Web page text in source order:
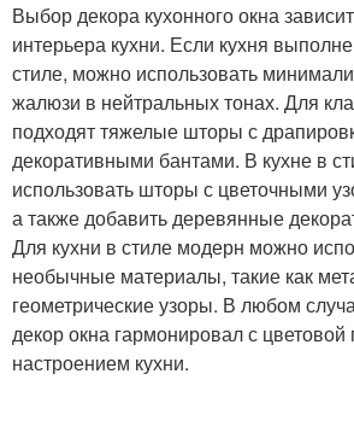
Выбор декора кухонного окна
интерьера кухни. Если кухня
стиле, можно использовать
жалюзи в нейтральных тонах. Для
подходят тяжелые шторы с
декоративными бантами. В кухне в
использовать шторы с цветочными
а также добавить деревянные
Для кухни в стиле модерн можно
необычные материалы, такие как
геометрические узоры. В любом
декор окна гармонировал с
настроением кухни.